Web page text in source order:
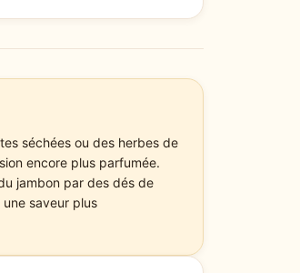
séchées ou des herbes de
encore plus parfumée.
jambon par des dés de
saveur plus